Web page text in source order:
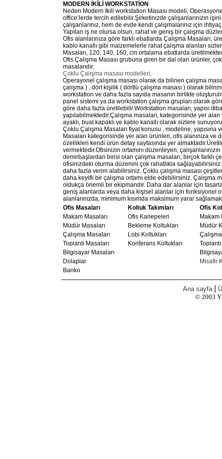
MODERN İKİLİ WORKSTATİON
Neden Modern İkili workstation Masası modeli;
office’lerde tercih edilebilir.Şirketinizde çalışanlarınızın
çalışanlarınız, hem de evde kendi çalışmalarınız için
Yapılan iş ne olursa olsun, rahat ve geniş bir çalışma
Ofis alanlarınıza göre farklı ebatlarda Çalışma Masaları,
kablo kanallı gibi malzemelerle rahat çalışma alanları
Masaları, 120, 140, 160, cm ortalama ebatlarda
Ofis Çalışma Masası grubuna giren bir dal olan ürünler,
masalarıdır.
Çoklu Çalışma masası modelleri;
Operayonel çalışma masası olarak da bilinen çalışma
çalışma ) , dört kişilik ( dörtlü çalışma masası ) olarak
workstation ve daha fazla sayıda masanın birlikte
panel sistemi ya da workstation çalışma grupları olarak
göre daha fazla üretilebilir.Workstation masaları, yapısı
yapılabilmektedir.Çalışma masaları, kategorisinde yer
ayaklı, buat kapaklı ve kablo kanallı olarak sizlere
Çoklu Çalışma Masaları fiyat konusu , modeline,
Masaları kategorisinde yer alan ürünleri, ofis alanınıza
özellikleri kendi ürün detay sayfasında yer
vermektedir.Ofisinizin ortamını düzenleyen,
demirbaşlardan birisi olan çalışma masaları, birçok farklı
ofisinizdeki oturma düzenini çok rahatlıkla
daha fazla verim alabilirsiniz. Çoklu çalışma masası
daha keyifli bir çalışma ortamı elde edebilirsiniz. Çalışma
oldukça önemli bir ekipmandır. Daha dar alanlar için
geniş alanlarda veya daha kişisel alanlar için fonksiyonel
alanlarınızda, minimum kısımda maksimum yarar
Ofis Masaları
Koltuk Takımları
Ofis
Makam Masaları
Ofis Kanepeleri
Makam
Müdür Masaları
Bekleme Koltukları
Müdür
Çalışma Masaları
Lobi Koltukları
Toplantı Masaları
Konferans Koltukları
Bilgisayar Masaları
Dolaplar
Misafir
Banko
Ana sayfa
© 2003